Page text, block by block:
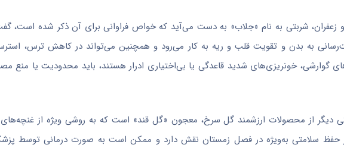
و زعفران، شربتی به نام «جلاب» به دست می‌آید که خواص فراوانی برای آن ذکر شده است،
به بدن و تقویت قلب و ریه به کار می‌رود و همچنین می‌تواند در کاهش ترس،
گوارشی، خونریزی‌های شدید قاعدگی یا بی‌اختیاری ادرار هستند، باید محدودیت یا منع
از محصولات ارزشمند گل سرخ، معجون «گل قند» است که به روشی ویژه از
حفظ سلامتی به‌ویژه در فصل زمستان نقش دارد و ممکن است به صورت درمانی توسط